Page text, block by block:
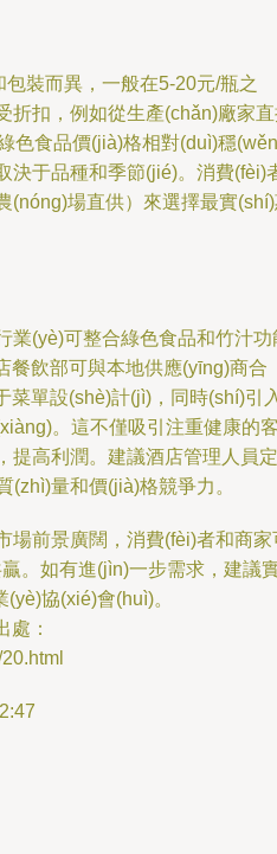
裝而異，一般在5-20元/瓶之
折扣，例如從生產(chǎn)廠家
色食品價(jià)格相對(duì)穩
決于品種和季節(jié)。消費(fèi)
(nóng)場直供）來選擇最實
業(yè)可整合綠色食品和竹汁功
餐飲部可與本地供應(yīng)商合
菜單設(shè)計(jì)，同時(shí)引
。這不僅吸引注重健康的
提高利潤。建議酒店管理人員定
(zhì)量和價(jià)格競爭力。
場前景廣闊，消費(fèi)者和商家
。如有進(jìn)一步需求，建議
協(xié)會(huì)。
處：